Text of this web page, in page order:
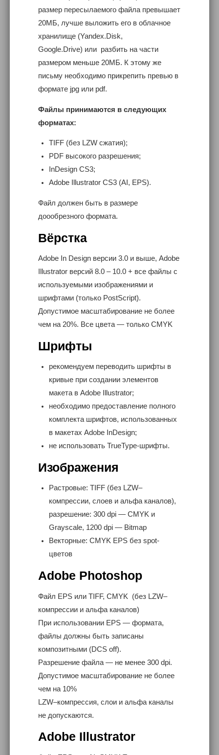
размер пересылаемого файла превышает
20МБ, лучше выложить его в облачное
хранилище (Yandex.Disk,
Google.Drive) или разбить на части
размером меньше 20МБ. К этому же
письму необходимо прикрепить превью в
формате jpg или pdf.
Файлы принимаются в следующих
форматах:
TIFF (без LZW сжатия);
PDF высокого разрешения;
InDesign CS3;
Adobe Illustrator CS3 (AI, EPS).
Файл должен быть в размере
доообрезного формата.
Вёрстка
Adobe In Design версии 3.0 и выше, Adobe
Illustrator версий 8.0 – 10.0 + все файлы с
используемыми изображениями и
шрифтами (только PostScript).
Допустимое масштабирование не более
чем на 20%. Все цвета — только CMYK
Шрифты
рекомендуем переводить шрифты в
кривые при создании элементов
макета в Adobe Illustrator;
необходимо предоставление полного
комплекта шрифтов, использованных
в макетах Adobe InDesign;
не использовать TrueType-шрифты.
Изображения
Растровые: TIFF (без LZW–
компрессии, слоев и альфа каналов),
разрешение: 300 dpi — CMYK и
Grayscale, 1200 dpi — Bitmap
Векторные: CMYK EPS без spot-
цветов
Adobe Photoshop
Файл EPS или TIFF, CMYK (без LZW–
компрессии и альфа каналов)
При использовании EPS — формата,
файлы должны быть записаны
композитными (DCS off).
Разрешение файла — не менее 300 dpi.
Допустимое масштабирование не более
чем на 10%
LZW–компрессия, слои и альфа каналы
не допускаются.
Adobe Illustrator